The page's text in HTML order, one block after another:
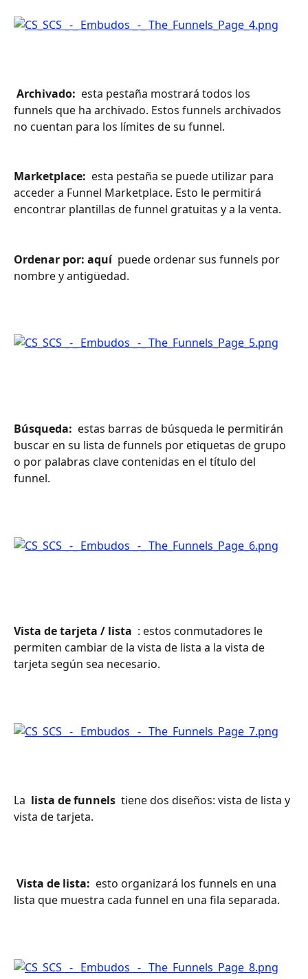
Archivado: esta pestaña mostrará todos los
funnels que ha archivado. Estos funnels archivados
no cuentan para los límites de su funnel.
Marketplace: esta pestaña se puede utilizar para
acceder a Funnel Marketplace. Esto le permitirá
encontrar plantillas de funnel gratuitas y a la venta.
Ordenar por: aquí puede ordenar sus funnels por
nombre y antigüedad.
Búsqueda: estas barras de búsqueda le permitirán
buscar en su lista de funnels por etiquetas de grupo
o por palabras clave contenidas en el título del
funnel.
Vista de tarjeta / lista : estos conmutadores le
permiten cambiar de la vista de lista a la vista de
tarjeta según sea necesario.
La lista de funnels tiene dos diseños: vista de lista y
vista de tarjeta.
Vista de lista: esto organizará los funnels en una
lista que muestra cada funnel en una fila separada.